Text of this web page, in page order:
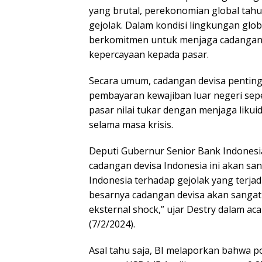
yang brutal, perekonomian global
gejolak. Dalam kondisi lingkungan
berkomitmen untuk menjaga
kepercayaan kepada pasar.
Secara umum, cadangan devisa
pembayaran kewajiban luar negeri
pasar nilai tukar dengan menjaga
selama masa krisis.
Deputi Gubernur Senior Bank
cadangan devisa Indonesia ini akan
Indonesia terhadap gejolak yang
besarnya cadangan devisa akan
eksternal shock,” ujar Destry dalam
(7/2/2024).
Asal tahu saja, BI melaporkan bahwa